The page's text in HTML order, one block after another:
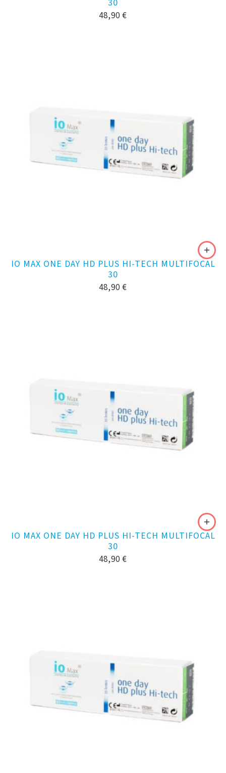
30
48,90 €
IO MAX ONE DAY HD PLUS HI-TECH MULTIFOCAL
30
48,90 €
IO MAX ONE DAY HD PLUS HI-TECH MULTIFOCAL
30
48,90 €